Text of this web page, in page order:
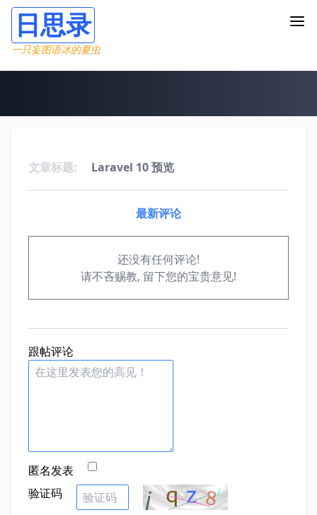
日思录
一只妄图语冰的夏虫
文章标题: Laravel 10 预览
最新评论
还没有任何评论!
请不吝赐教, 留下您的宝贵意见!
跟帖评论
匿名发表
验证码